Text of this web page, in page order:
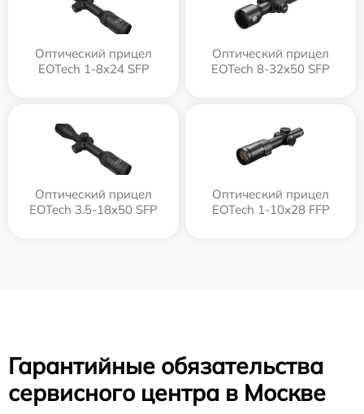
Оптический прицел
EOTech 1-8x24 SFP
Оптический прицел
EOTech 8-32x50 SFP
Оптический прицел
EOTech 3.5-18x50 SFP
Оптический прицел
EOTech 1-10x28 FFP
Гарантийные обязательства
сервисного центра в Москве